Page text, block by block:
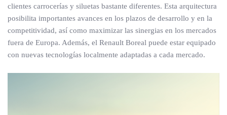
clientes carrocerías y siluetas bastante diferentes. Esta arquitectura
posibilita importantes avances en los plazos de desarrollo y en la
competitividad, así como maximizar las sinergias en los mercados
fuera de Europa. Además, el Renault Boreal puede estar equipado
con nuevas tecnologías localmente adaptadas a cada mercado.